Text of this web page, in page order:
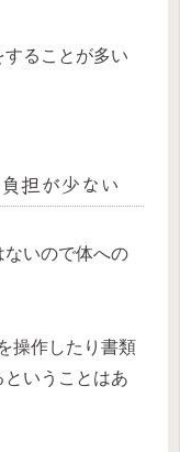
ることが多い
担が少ない
ないので体への
操作したり書類
いうことはあ